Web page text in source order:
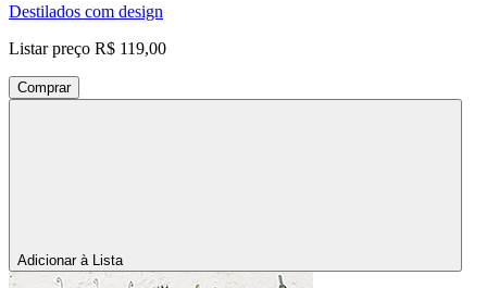
Destilados com design
Listar preço R$ 119,00
Comprar
Adicionar à Lista